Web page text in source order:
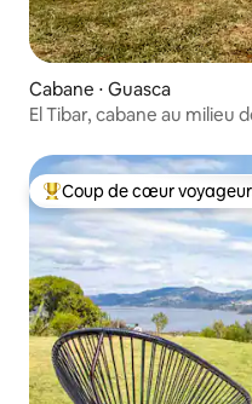
Cabane ⋅ Guasca
El Tibar, cabane au milieu
Coups de cœur voyageurs
Coup de cœur